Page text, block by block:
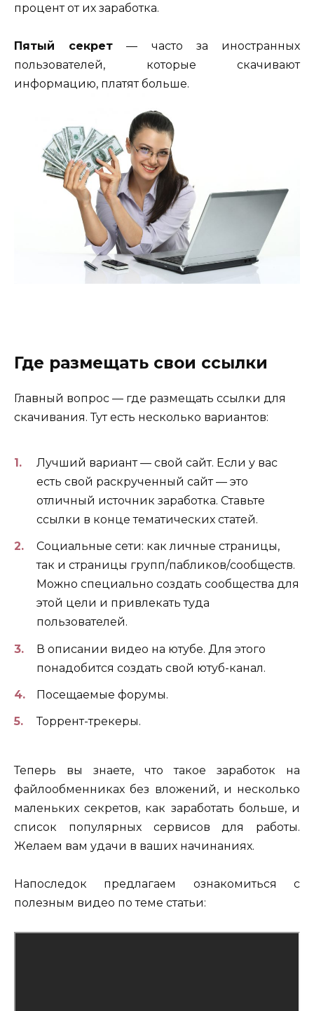
процент от их заработка.
Пятый секрет — часто за иностранных
пользователей, которые скачивают
информацию, платят больше.
Где размещать свои ссылки
Главный вопрос — где размещать ссылки для
скачивания. Тут есть несколько вариантов:
Лучший вариант — свой сайт. Если у вас
есть свой раскрученный сайт — это
отличный источник заработка. Ставьте
ссылки в конце тематических статей.
Социальные сети: как личные страницы,
так и страницы групп/пабликов/сообществ.
Можно специально создать сообщества для
этой цели и привлекать туда
пользователей.
В описании видео на ютубе. Для этого
понадобится создать свой ютуб-канал.
Посещаемые форумы.
Торрент-трекеры.
Теперь вы знаете, что такое заработок на
файлообменниках без вложений, и несколько
маленьких секретов, как заработать больше, и
список популярных сервисов для работы.
Желаем вам удачи в ваших начинаниях.
Напоследок предлагаем ознакомиться с
полезным видео по теме статьи: